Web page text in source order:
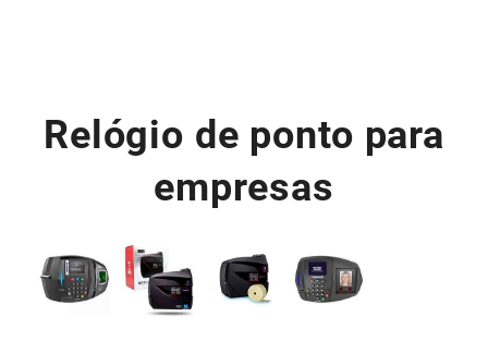
Relógio de ponto para
empresas